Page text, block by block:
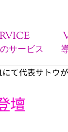
サービス
て代表サトウ
壇